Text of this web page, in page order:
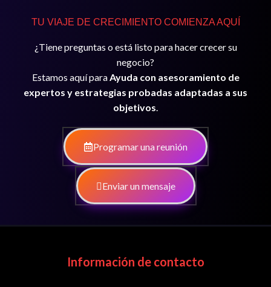
TU VIAJE DE CRECIMIENTO COMIENZA AQUÍ
¿Tiene preguntas o está listo para hacer crecer su
negocio?
Estamos aquí paraAyuda con asesoramiento de
expertos y estrategias probadas adaptadas a sus
objetivos.
Programar una reunión
Enviar un mensaje
Información de contacto